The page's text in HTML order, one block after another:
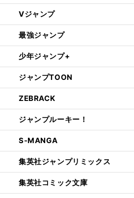
Vジャンプ
最強ジャンプ
少年ジャンプ+
ジャンプTOON
ZEBRACK
ジャンプルーキー！
S-MANGA
集英社ジャンプリミックス
集英社コミック文庫